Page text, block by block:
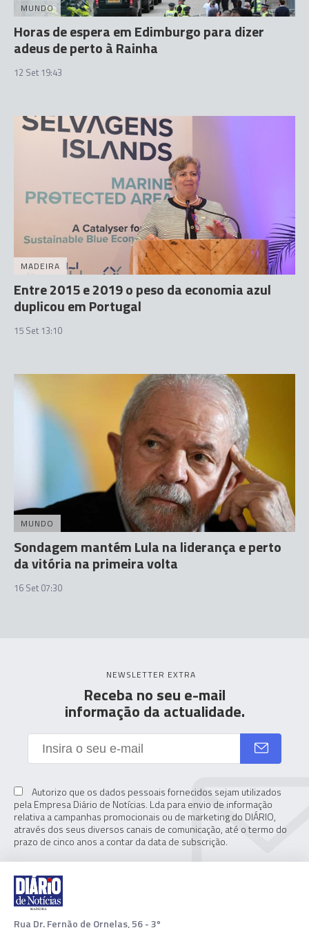
MUNDO
Horas de espera em Edimburgo para dizer
adeus de perto à Rainha
12 Set 19:43
MADEIRA
Entre 2015 e 2019 o peso da economia azul
duplicou em Portugal
15 Set 13:10
MUNDO
Sondagem mantém Lula na liderança e perto
da vitória na primeira volta
16 Set 07:30
NEWSLETTER EXTRA
Receba no seu e-mail
informação da actualidade.
Autorizo que os dados pessoais fornecidos sejam utilizados
pela Empresa Diário de Notícias. Lda para envio de informação
relativa a campanhas promocionais ou de marketing do DIÁRIO,
através dos seus diversos canais de comunicação, até o termo do
prazo de cinco anos a contar da data de subscrição.
Rua Dr. Fernão de Ornelas, 56 - 3º